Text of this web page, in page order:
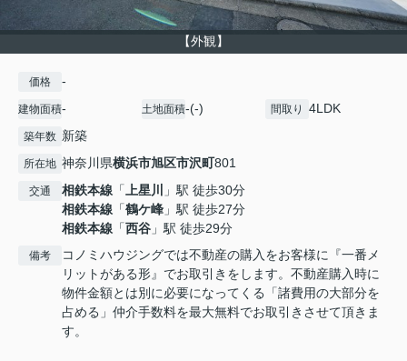
【外観】
価格 -
建物面積- 土地面積-(-) 間取り 4LDK
築年数 新築
所在地 神奈川県横浜市旭区市沢町801
交通 相鉄本線 「上星川
」駅 徒歩30分
相鉄本線 「鶴ケ峰 」駅 徒歩27分
相鉄本線 「西谷 」駅 徒歩29分
備考
コノミハウジングでは不動産の購入をお客様に『一番メ
リットがある形』でお取引きをします。不動産購入時に
物件金額とは別に必要になってくる「諸費用の大部分を
占める」仲介手数料を最大無料でお取引きさせて頂きま
す。